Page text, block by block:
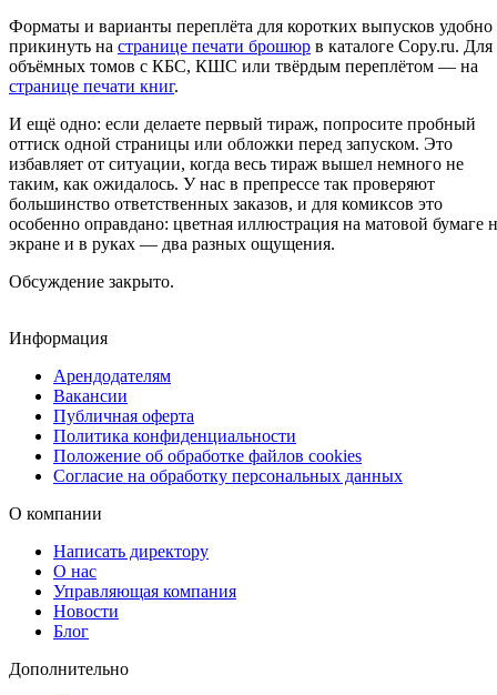
Форматы и варианты переплёта для коротких выпусков удобно
прикинуть на странице печати брошюр в каталоге Copy.ru. Для
объёмных томов с КБС, КШС или твёрдым переплётом — на
странице печати книг.
И ещё одно: если делаете первый тираж, попросите пробный
оттиск одной страницы или обложки перед запуском. Это
избавляет от ситуации, когда весь тираж вышел немного не
таким, как ожидалось. У нас в препрессе так проверяют
большинство ответственных заказов, и для комиксов это
особенно оправдано: цветная иллюстрация на матовой бумаге
экране и в руках — два разных ощущения.
Обсуждение закрыто.
Информация
Арендодателям
Вакансии
Публичная оферта
Политика конфиденциальности
Положение об обработке файлов cookies
Согласие на обработку персональных данных
О компании
Написать директору
О нас
Управляющая компания
Новости
Блог
Дополнительно